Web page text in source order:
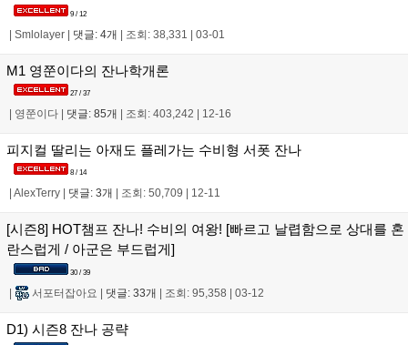
9 / 12
| Smlolayer | 댓글: 4개 | 조회: 38,331 | 03-01
M1 영쭌이다의 잔나학개론
27 / 37
| 영쭌이다 | 댓글: 85개 | 조회: 403,242 | 12-16
피지컬 딸리는 아재도 플레가는 수비형 서폿 잔나
8 / 14
AlexTerry 댓글: 3개 조회: 50,709 12-11
[시즌8] HOT챔프 잔나! 수비의 여왕! [빠르고 날렵함으로 상대를 혼
란스럽게 / 아군은 부드럽게]
30 / 39
| 서포터잡아요 | 댓글: 33개 | 조회: 95,358 | 03-12
D1) 시즌8 잔나 공략